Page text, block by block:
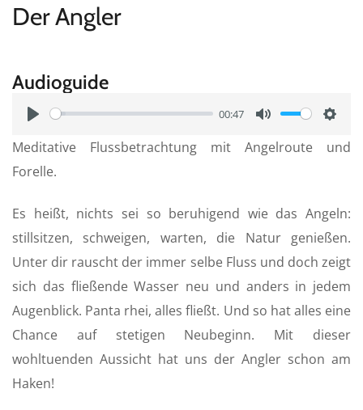
Der Angler
Audioguide
l
a
00:47
u
e
i
n
g
s
Meditative Flussbetrachtung mit Angelroute und
Forelle.
Es heißt, nichts sei so beruhigend wie das Angeln:
stillsitzen, schweigen, warten, die Natur genießen.
Unter dir rauscht der immer selbe Fluss und doch zeigt
sich das fließende Wasser neu und anders in jedem
Augenblick. Panta rhei, alles fließt. Und so hat alles eine
Chance auf stetigen Neubeginn. Mit dieser
wohltuenden Aussicht hat uns der Angler schon am
Haken!